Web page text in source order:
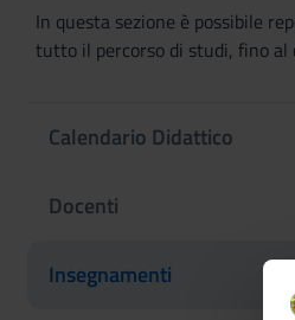
In questa sezione è possibile
tutto il percorso di studi, fino
Calendario Didattico
Docenti
Insegnamenti